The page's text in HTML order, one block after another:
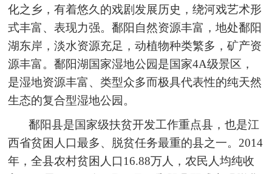
化之乡，有着悠久的戏剧发展历史，绕河戏艺术形
式丰富、表现力强。鄱阳自然资源丰富，地处鄱阳
湖东岸，淡水资源充足，动植物种类繁多，矿产资
源丰富。鄱阳湖国家湿地公园是国家4A级景区，
是湿地资源丰富、类型众多而极具代表性的纯天然
生态的复合型湿地公园。
鄱阳县是国家级扶贫开发工作重点县，也是江
西省贫困人口最多、脱贫任务最重的县之一。2014
年，全县农村贫困人口16.88万人，农民人均纯收